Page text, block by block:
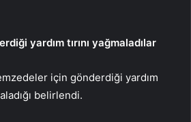
yardım tırını yağmaladılar
için gönderdiği yardım
belirlendi.